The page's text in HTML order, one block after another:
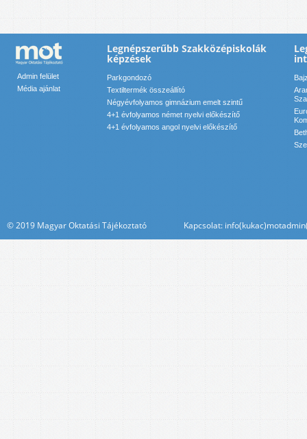
Admin felület
Média ajánlat
Legnépszerűbb Szakközépiskolák
képzések
Parkgondozó
Textiltermék összeállító
Négyévfolyamos gimnázium emelt szintű
4+1 évfolyamos német nyelvi előkészítő
4+1 évfolyamos angol nyelvi előkészítő
© 2019 Magyar Oktatási Tájékoztató Kapcsolat: